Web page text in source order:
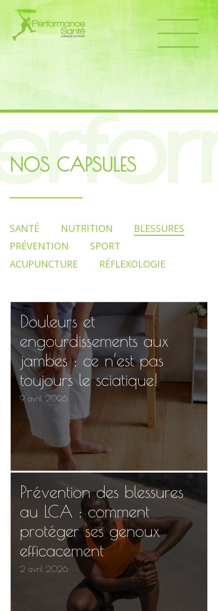
NOS CAPSULES
SANTÉ NUTRITION
BLESSURES
PRÉVENTION
SPORT
ACUPUNCTURE
RÉFLEXOLOGIE
Douleurs et
engourdissements aux
jambes : ce n’est pas
toujours le sciatique!
9 avril 2026
Prévention des blessures
au LCA : comment
protéger ses genoux
efficacement
2 avril 2026